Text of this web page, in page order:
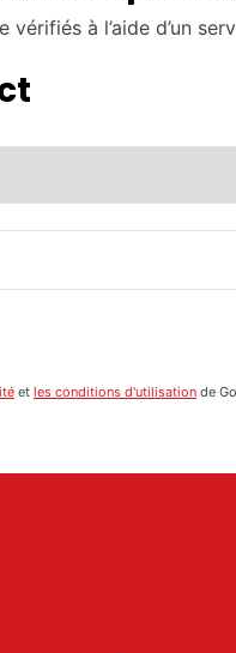
à l’aide d’un
et les conditions d'utilisation de